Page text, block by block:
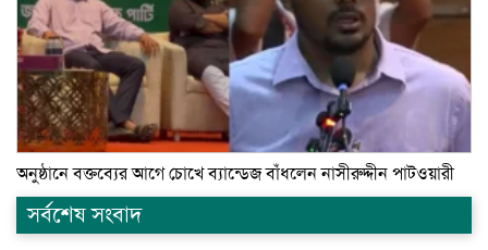
অনুষ্ঠানে বক্তব্যের আগে চোখে ব্যান্ডেজ বাঁধলেন নাসীরুদ্দীন পাটওয়ারী
সর্বশেষ সংবাদ